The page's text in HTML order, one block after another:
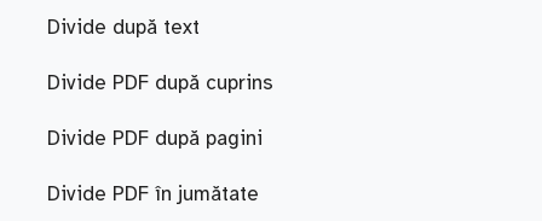
Divide după text
Divide PDF după cuprins
Divide PDF după pagini
Divide PDF în jumătate